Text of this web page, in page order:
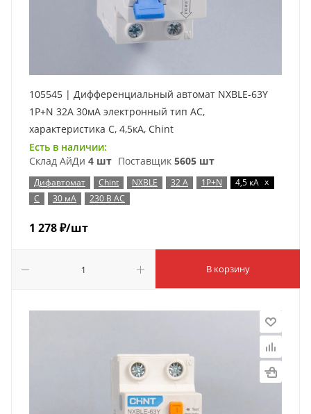
105545 | Дифференциальный автомат NXBLE-63Y
1P+N 32А 30мА электронный тип AС,
характеристика C, 4,5кА, Chint
Есть в наличии:
Склад АйДи 4 шт Поставщик 5605 шт
Дифавтомат Chint NXBLE 32 А 1P+N 4,5 кА x
C
30 мА 230 В AC
1 278₽/шт
В корзину